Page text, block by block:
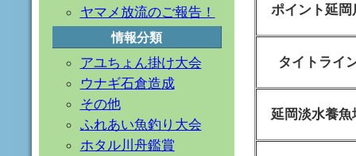
ポイント延岡
タイトライ
延岡淡水養魚
ヤマメ放流のご報告！
情報分類
アユちょん掛け大会
ウナギ石倉造成
その他
ふれあい魚釣り大会
ホタル川舟鑑賞